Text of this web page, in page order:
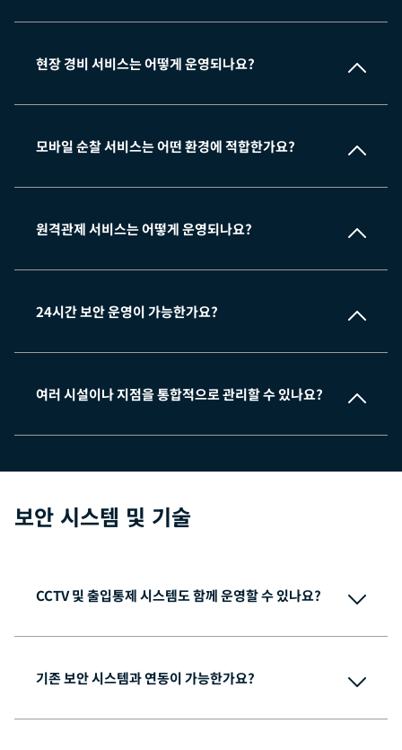
현장 경비 서비스는 어떻게 운영되나요?
모바일 순찰 서비스는 어떤 환경에 적합한가요?
원격관제 서비스는 어떻게 운영되나요?
24시간 보안 운영이 가능한가요?
여러 시설이나 지점을 통합적으로 관리할 수 있나요?
보안 시스템 및 기술
CCTV 및 출입통제 시스템도 함께 운영할 수 있나요?
기존 보안 시스템과 연동이 가능한가요?